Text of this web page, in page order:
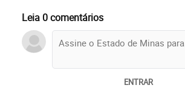
Leia 0 comentários
ENTRAR